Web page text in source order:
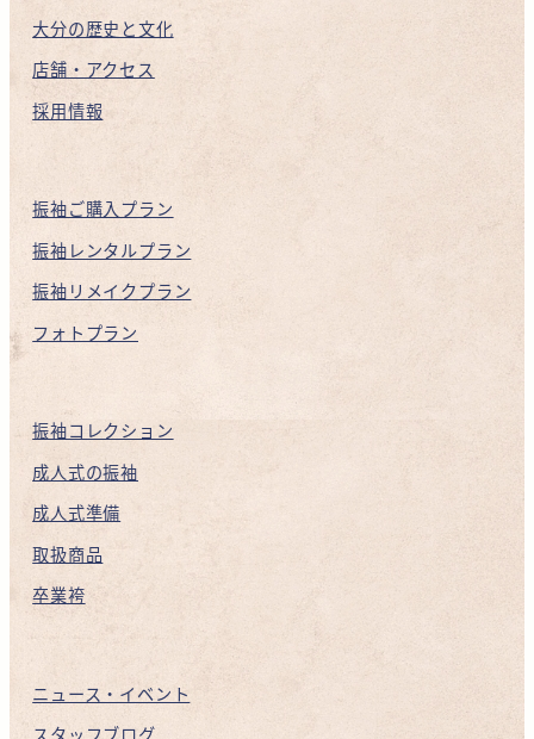
大分の歴史と文化
店舗・アクセス
採用情報
振袖ご購入プラン
振袖レンタルプラン
振袖リメイクプラン
フォトプラン
振袖コレクション
成人式の振袖
成人式準備
取扱商品
卒業袴
ニュース・イベント